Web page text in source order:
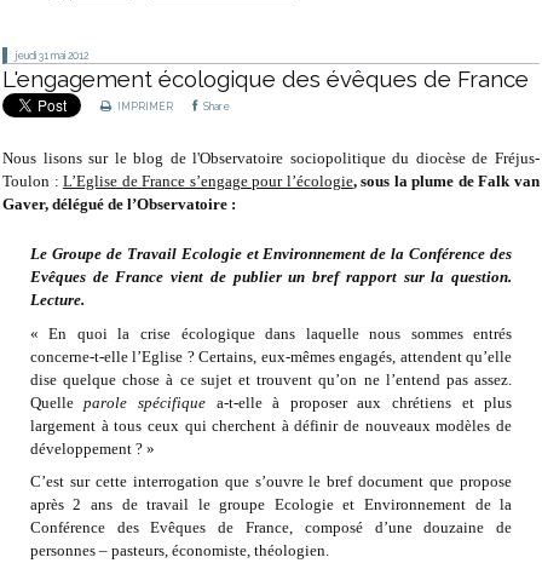
jeudi 31 mai 2012
L'engagement écologique des évêques de France
IMPRIMER Share
Nous lisons sur le blog de l'Observatoire sociopolitique du diocèse de Fréjus-
Toulon :L’Eglise de France s’engage pour l’écologie, sous la plume de Falk van
Gaver, délégué de l’Observatoire :
Le Groupe de Travail Ecologie et Environnement de la Conférence des
Evêques de France vient de publier un bref rapport sur la question.
Lecture.
« En quoi la crise écologique dans laquelle nous sommes entrés
concerne-t-elle l’Eglise ? Certains, eux-mêmes engagés, attendent qu’elle
dise quelque chose à ce sujet et trouvent qu’on ne l’entend pas assez.
Quelleparole spécifique a-t-elle à proposer aux chrétiens et plus
largement à tous ceux qui cherchent à définir de nouveaux modèles de
développement ? »
C’est sur cette interrogation que s’ouvre le bref document que propose
après 2 ans de travail le groupe Ecologie et Environnement de la
Conférence des Evêques de France, composé d’une douzaine de
personnes – pasteurs, économiste, théologien.